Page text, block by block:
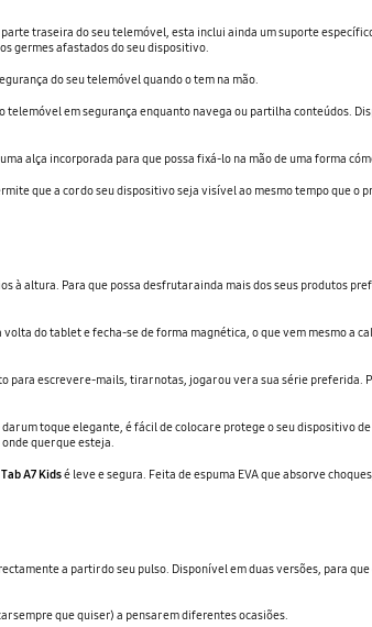
traseira do seu telemóvel, esta inclui ainda um suporte
germes afastados do seu dispositivo.
do seu telemóvel quando o tem na mão.
telemóvel em segurança enquanto navega ou partilha conteúdos.
alça incorporada para que possa fixá-lo na mão de uma forma
que a cor do seu dispositivo seja visível ao mesmo tempo que o
à altura. Para que possa desfrutar ainda mais dos seus produtos
do tablet e fecha-se de forma magnética, o que vem mesmo a
escrever e-mails, tirar notas, jogar ou ver a sua série preferida.
um toque elegante, é fácil de colocar e protege o seu dispositivo
quer que esteja.
A7 Kidsé leve e segura. Feita de espuma EVA que absorve
a partir do seu pulso. Disponível em duas versões, para
sempre que quiser) a pensar em diferentes ocasiões.